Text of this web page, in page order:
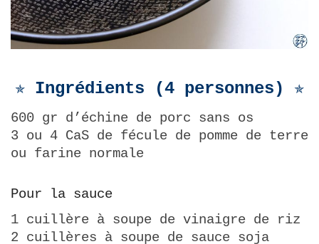
✯ Ingrédients (4 personnes) ✯
600 gr d’échine de porc sans os
3 ou 4 CaS de fécule de pomme de terre
ou farine normale
Pour la sauce
1 cuillère à soupe de vinaigre de riz
2 cuillères à soupe de sauce soja